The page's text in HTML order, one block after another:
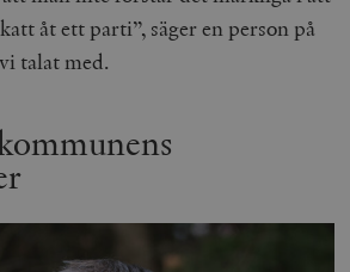
åt ett parti”, säger en person på
talat med.